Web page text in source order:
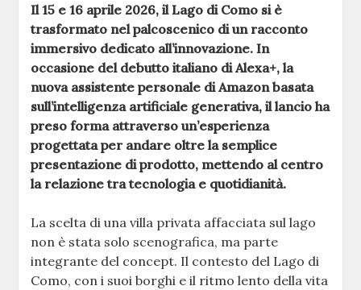
Il 15 e 16 aprile 2026, il Lago di Como si è
trasformato nel palcoscenico di un racconto
immersivo dedicato all’innovazione. In
occasione del debutto italiano di Alexa+, la
nuova assistente personale di Amazon basata
sull’intelligenza artificiale generativa, il lancio ha
preso forma attraverso un’esperienza
progettata per andare oltre la semplice
presentazione di prodotto, mettendo al centro
la relazione tra tecnologia e quotidianità.
La scelta di una villa privata affacciata sul lago
non è stata solo scenografica, ma parte
integrante del concept. Il contesto del Lago di
Como, con i suoi borghi e il ritmo lento della vita